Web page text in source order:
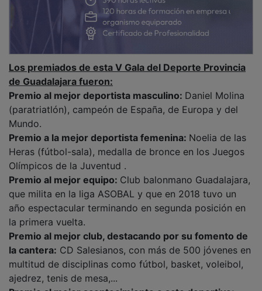
de Guadalajara fueron:
Premio al mejor deportista masculino:
(paratriatlón), campeón de España, de Europa y del
Mundo.
Premio a la mejor deportista femenina:
Heras (fútbol-sala), medalla de bronce en los Juegos
Olímpicos de la Juventud .
Premio al mejor equipo:Club balonmano Guadalajara,
que milita en la liga ASOBAL y que en 2018 tuvo un
año espectacular terminando en segunda posición en
la primera vuelta.
Premio al mejor club, destacando por su fomento de
la cantera:CD Salesianos, con más de 500 jóvenes en
multitud de disciplinas como fútbol, basket, voleibol,
ajedrez, tenis de mesa,...
Premio al mejor acontecimiento o acto deportivo: